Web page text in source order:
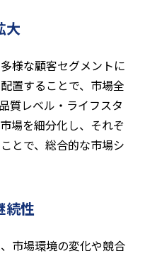
大
様な顧客セグメントに
置することで、市場全
質レベル・ライフスタ
場を細分化し、それぞ
とで、総合的な市場シ
続性
市場環境の変化や競合